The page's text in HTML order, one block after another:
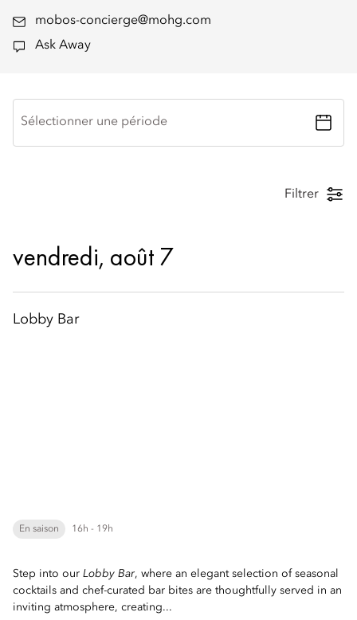
mobos-concierge@mohg.com
Ask Away
Sélectionner une période
Filtrer
vendredi, août 7
Lobby Bar
En saison 16h - 19h
Step into our Lobby Bar, where an elegant selection of seasonal
cocktails and chef-curated bar bites are thoughtfully served in an
inviting atmosphere, creating...